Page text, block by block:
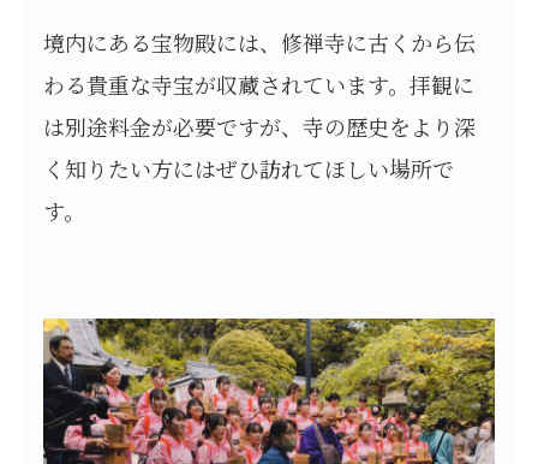
境内にある宝物殿には、修禅寺に古くから伝
わる貴重な寺宝が収蔵されています。拝観に
は別途料金が必要ですが、寺の歴史をより深
く知りたい方にはぜひ訪れてほしい場所で
す。